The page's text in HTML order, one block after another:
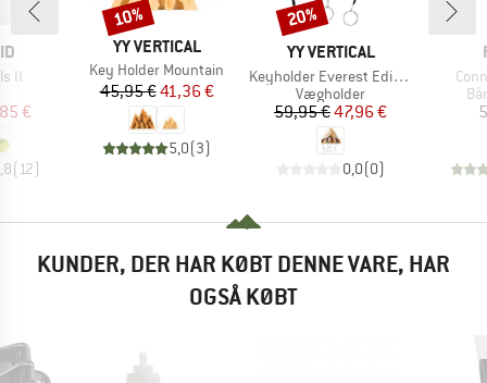
II
pris
€
( 12)
MÆRKE
YY VERTICAL
Artikel
Key Holder Mountain
Pris
45,95 €Nedsat pris
41,36 €
5,0(3)
Rabat
10%
MÆRKE
YY VERTICAL
Artikel
Keyholder Everest Edition
Produktgruppe
Vægholder
Pris
59,95 €Nedsat pris
47,96 €
0,0(0)
Rabat
20%
KUNDER, DER HAR KØBT DENNE VARE, HAR
OGSÅ KØBT